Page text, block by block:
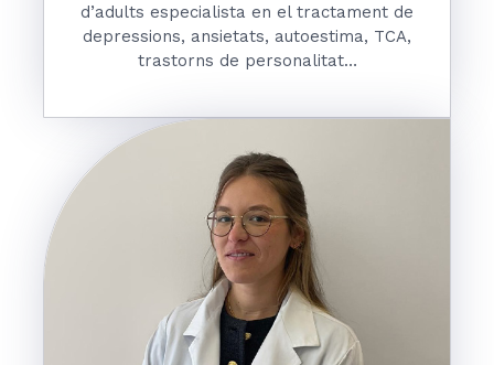
d’adults especialista en el tractament de
depressions, ansietats, autoestima, TCA,
trastorns de personalitat…